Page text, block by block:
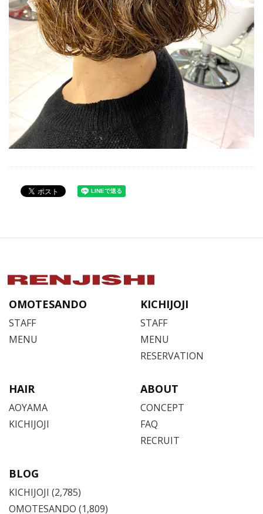
OMOTESANDO
STAFF
MENU
KICHIJOJI
STAFF
MENU
RESERVATION
HAIR
AOYAMA
KICHIJOJI
ABOUT
CONCEPT
FAQ
RECRUIT
BLOG
KICHIJOJI (2,785)
OMOTESANDO (1,809)